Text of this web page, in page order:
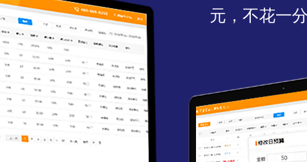
元，不花一